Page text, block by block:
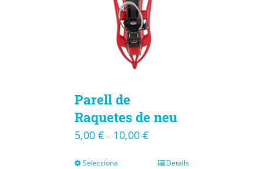
Parell de
Raquetes de neu
5,00 €– 10,00 €
Selecciona
Detalls